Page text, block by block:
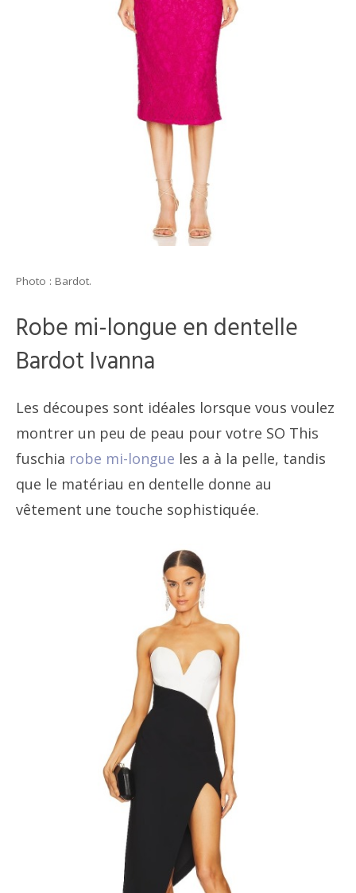
Photo : Bardot.
Robe mi-longue en dentelle
Bardot Ivanna
Les découpes sont idéales lorsque vous voulez
montrer un peu de peau pour votre SO This
fuschia robe mi-longue les a à la pelle, tandis
que le matériau en dentelle donne au
vêtement une touche sophistiquée.